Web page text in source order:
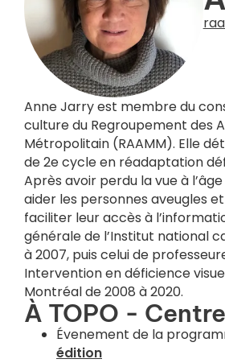
Anne Jarry est membre du
culture du Regroupement des
Métropolitain (RAAMM). Elle
de 2ecycle en réadaptation
Après avoir perdu la vue à
aider les personnes aveugles
faciliter leur accès à
générale de l’Institut national
à 2007, puis celui de
Intervention en déficience
Montréal de 2008 à 2020.
À TOPO -
Évenement de la
édition